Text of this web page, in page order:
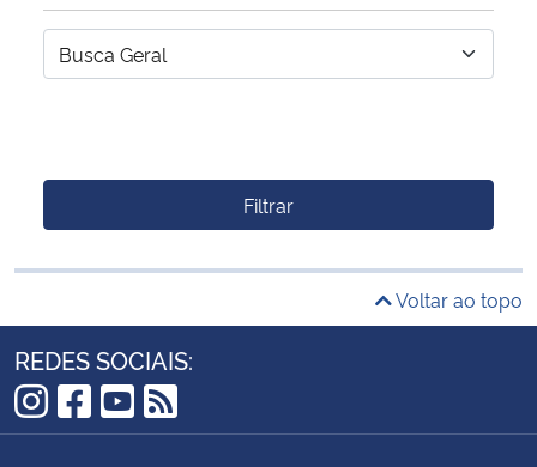
Filtrar
Voltar ao topo
REDES SOCIAIS:
Instagram
Facebook
YouTube
RSS